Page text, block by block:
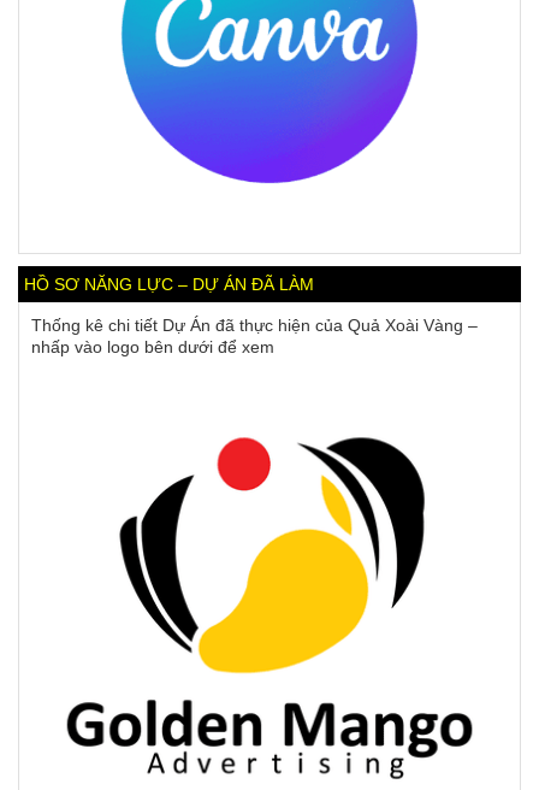
HỒ SƠ NĂNG LỰC – DỰ ÁN ĐÃ LÀM
Thống kê chi tiết Dự Án đã thực hiện của Quả Xoài Vàng –
nhấp vào logo bên dưới để xem